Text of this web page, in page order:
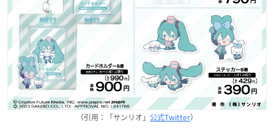
（引用：「サンリオ」 公式Twitter）